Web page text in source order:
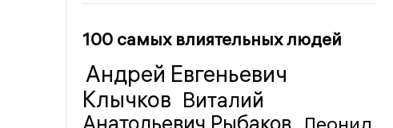
100 самых влиятельных людей
Андрей Евгеньевич
Клычков Виталий
Анатольевич Рыбаков Леонид